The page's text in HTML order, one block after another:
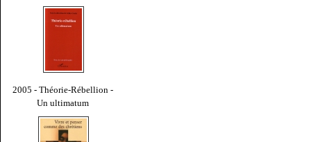
2005 - Théorie-Rébellion -
Un ultimatum